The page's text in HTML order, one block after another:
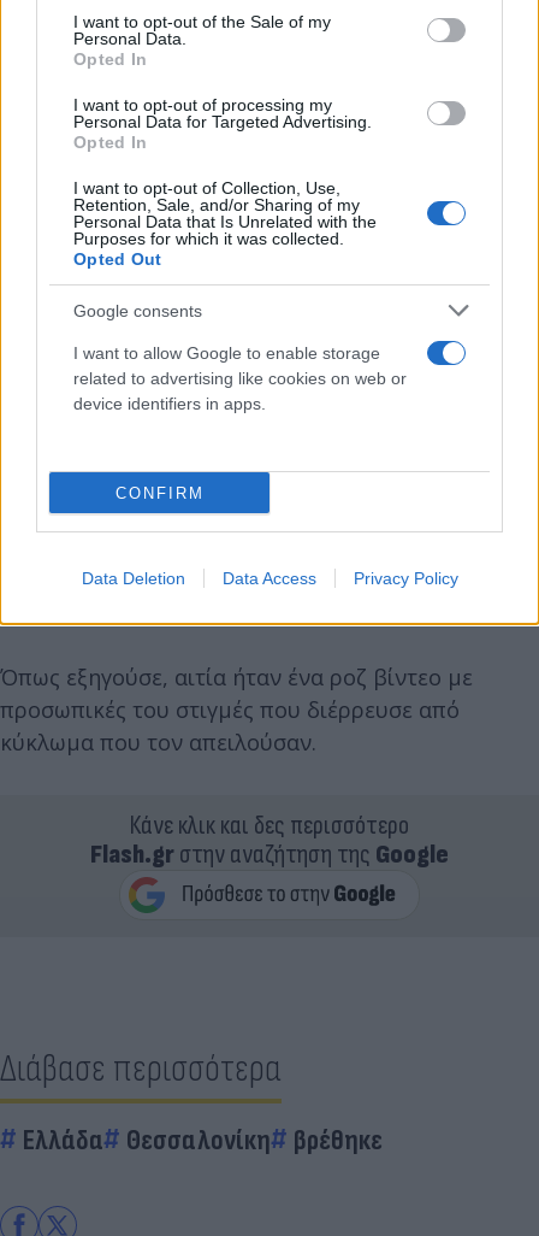
consent section.
I want to opt-out of the Sale of my
Personal Data.
Opted In
I want to opt-out of processing my
Personal Data for Targeted Advertising.
Opted In
I want to opt-out of Collection, Use,
Retention, Sale, and/or Sharing of my
Personal Data that Is Unrelated with the
Purposes for which it was collected.
Opted Out
Google consents
I want to allow Google to enable storage
related to advertising like cookies on web or
device identifiers in apps.
CONFIRM
Data Deletion Data Access Privacy Policy
Ο συναγερμός στις Αρχές σήμανε μετά από ένα
βίντεο που ο ίδιος ανέβασε στον προσωπικό του
λογαριασμό στο Instagram, εκφράζοντας την
Όπως εξηγούσε, αιτία ήταν ένα ροζ βίντεο με
προσωπικές του στιγμές που διέρρευσε από
κύκλωμα που τον απειλούσαν.
Κάνε κλικ και δες περισσότερο
Flash.grστην αναζήτηση της Google
Διάβασε περισσότερα
Ελλάδα Θεσσαλονίκη βρέθηκε